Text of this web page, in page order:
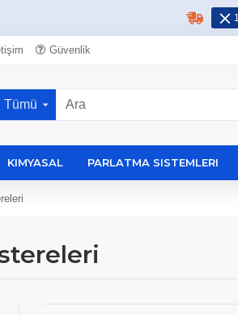
Güvenlik
Tümü
KIMYASAL PARLATMA SISTEMLERI